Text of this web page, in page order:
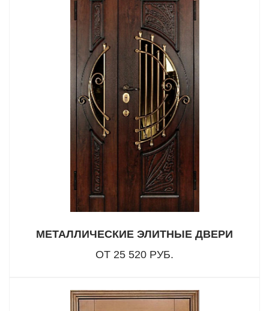
МЕТАЛЛИЧЕСКИЕ ЭЛИТНЫЕ ДВЕРИ
ОТ 25 520 РУБ.